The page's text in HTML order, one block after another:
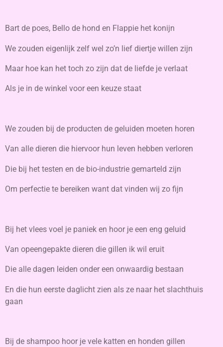
Bart de poes, Bello de hond en Flappie het konijn
We zouden eigenlijk zelf wel zo’n lief diertje willen zijn
Maar hoe kan het toch zo zijn dat de liefde je verlaat
Als je in de winkel voor een keuze staat
We zouden bij de producten de geluiden moeten horen
Van alle dieren die hiervoor hun leven hebben verloren
Die bij het testen en de bio-industrie gemarteld zijn
Om perfectie te bereiken want dat vinden wij zo fijn
Bij het vlees voel je paniek en hoor je een eng geluid
Van opeengepakte dieren die gillen ik wil eruit
Die alle dagen leiden onder een onwaardig bestaan
En die hun eerste daglicht zien als ze naar het slachthuis
gaan
Bij de shampoo hoor je vele katten en honden gillen